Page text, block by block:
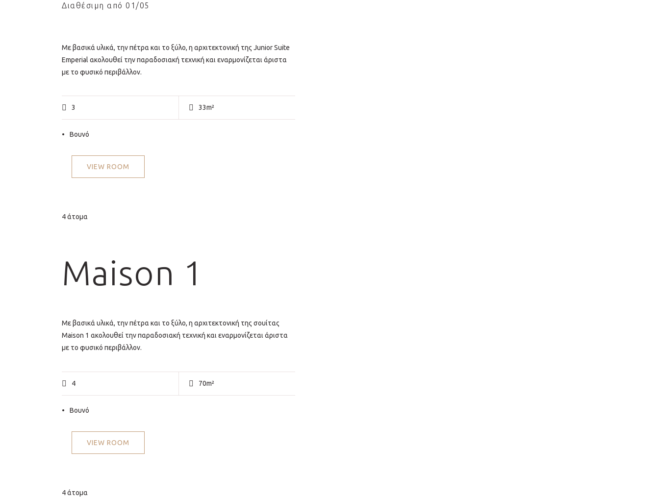
Διαθέσιμη από 01/05
Με βασικά υλικά, την πέτρα και το ξύλο, η αρχιτεκτονική της Junior Suite
Emperial ακολουθεί την παραδοσιακή τεχνική και εναρμονίζεται άριστα
με το φυσικό περιβάλλον.
3 33m²
Βουνό
VIEW ROOM
4 άτομα
Maison 1
Με βασικά υλικά, την πέτρα και το ξύλο, η αρχιτεκτονική της σουίτας
Maison 1 ακολουθεί την παραδοσιακή τεχνική και εναρμονίζεται άριστα
με το φυσικό περιβάλλον.
4 70m²
Βουνό
VIEW ROOM
4 άτομα